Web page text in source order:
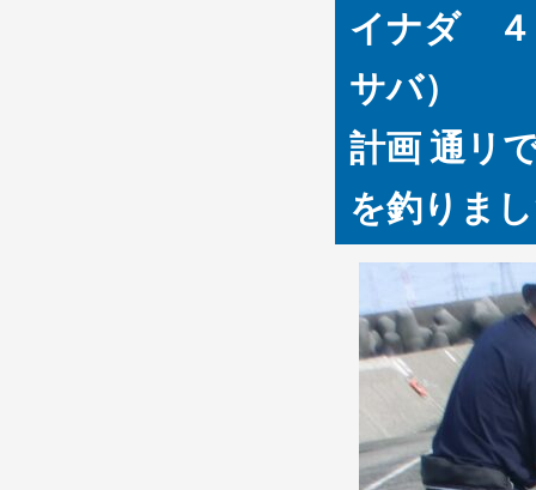
イナダ
サバ）
計画 通リ
を釣りま